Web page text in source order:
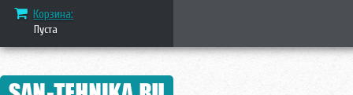
Корзина:
Пуста